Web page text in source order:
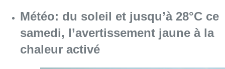
Météo: du soleil et jusqu’à 28°C ce
samedi, l’avertissement jaune à la
chaleur activé